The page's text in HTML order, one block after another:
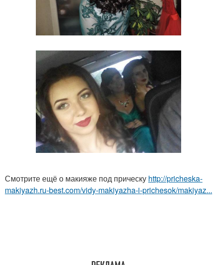
Смотрите ещё о макияже под прическу http://pricheska-
makiyazh.ru-best.com/vidy-makiyazha-i-prichesok/makiyaz...